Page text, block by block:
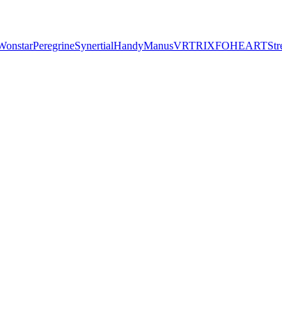
PeregrineSynertialHandyManusVRTRIXFOHEART